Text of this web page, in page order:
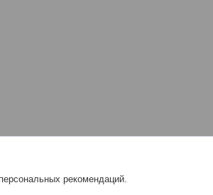
рекомендаций.